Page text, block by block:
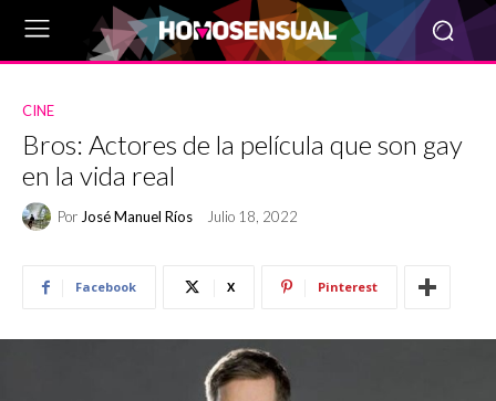
CINE
Bros: Actores de la película que son gay
en la vida real
Por José Manuel Ríos Julio 18, 2022
Facebook X Pinterest